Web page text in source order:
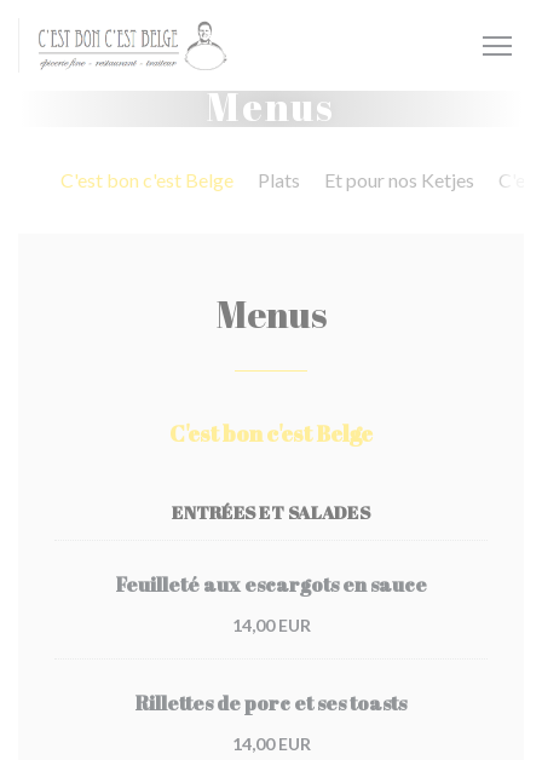
Painel de Gerenciamento de Cookies
Menus
C'est bon c'est Belge Plats Et pour nos Ketjes
Menus
C'est bon c'est Belge
ENTRÉES ET SALADES
Feuilleté aux escargots en sauce
14,00 EUR
Rillettes de porc et ses toasts
14,00 EUR